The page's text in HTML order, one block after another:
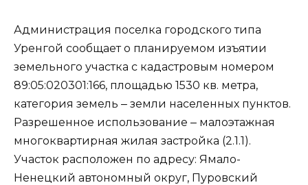
Администрация поселка городского типа
Уренгой сообщает о планируемом изъятии
земельного участка с кадастровым номером
89:05:020301:166, площадью 1530 кв. метра,
категория земель ‒ земли населенных пунктов.
Разрешенное использование ‒ малоэтажная
многоквартирная жилая застройка (2.1.1).
Участок расположен по адресу: Ямало-
Ненецкий автономный округ, Пуровский